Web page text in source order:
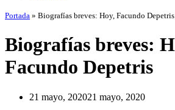
Portada » Biografías breves: Hoy, Facundo Depetris
Biografías breves:
Facundo Depetris
21 mayo, 202021 mayo, 2020